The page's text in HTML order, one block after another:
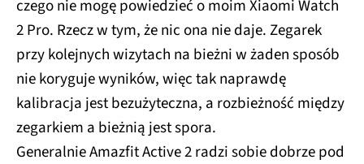
czego nie mogę powiedzieć o moim Xiaomi Watch
2 Pro. Rzecz w tym, że nic ona nie daje. Zegarek
przy kolejnych wizytach na bieżni w żaden sposób
nie koryguje wyników, więc tak naprawdę
kalibracja jest bezużyteczna, a rozbieżność między
zegarkiem a bieżnią jest spora.
Generalnie Amazfit Active 2 radzi sobie dobrze pod